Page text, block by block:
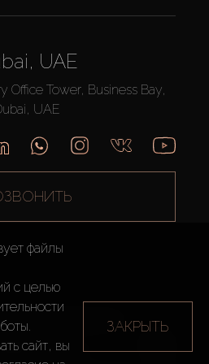
UAE
Office Tower, Business Bay,
UAE
Все Права Защищены
сайта
файлы
c целью
сайт, вы
ЗАКРЫТЬ